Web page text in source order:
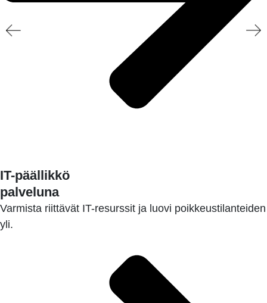
IT-päällikkö
palveluna
Varmista riittävät IT-resurssit ja luovi poikkeustilanteiden
yli.